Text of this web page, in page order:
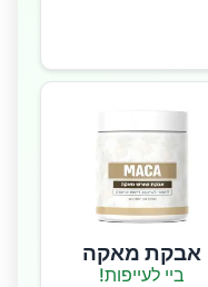
אבקת מאקה
ביי לעייפות!